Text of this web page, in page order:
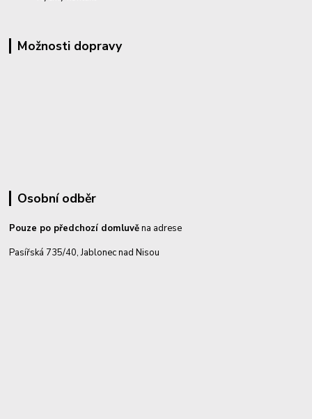
Možnosti dopravy
Osobní odběr
Pouze po předchozí domluvěna adrese
Pasířská 735/40, Jablonec nad Nisou